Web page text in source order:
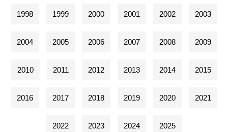
1998 1999 2000 2001 2002 2003
2004 2005 2006 2007 2008 2009
2010 2011 2012 2013 2014 2015
2016 2017 2018 2019 2020 2021
2022 2023 2024 2025